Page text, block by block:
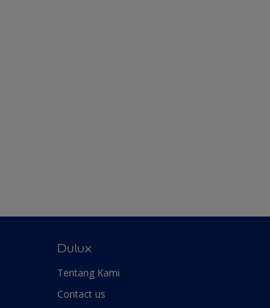
Dulux
Tentang Kami
Contact us